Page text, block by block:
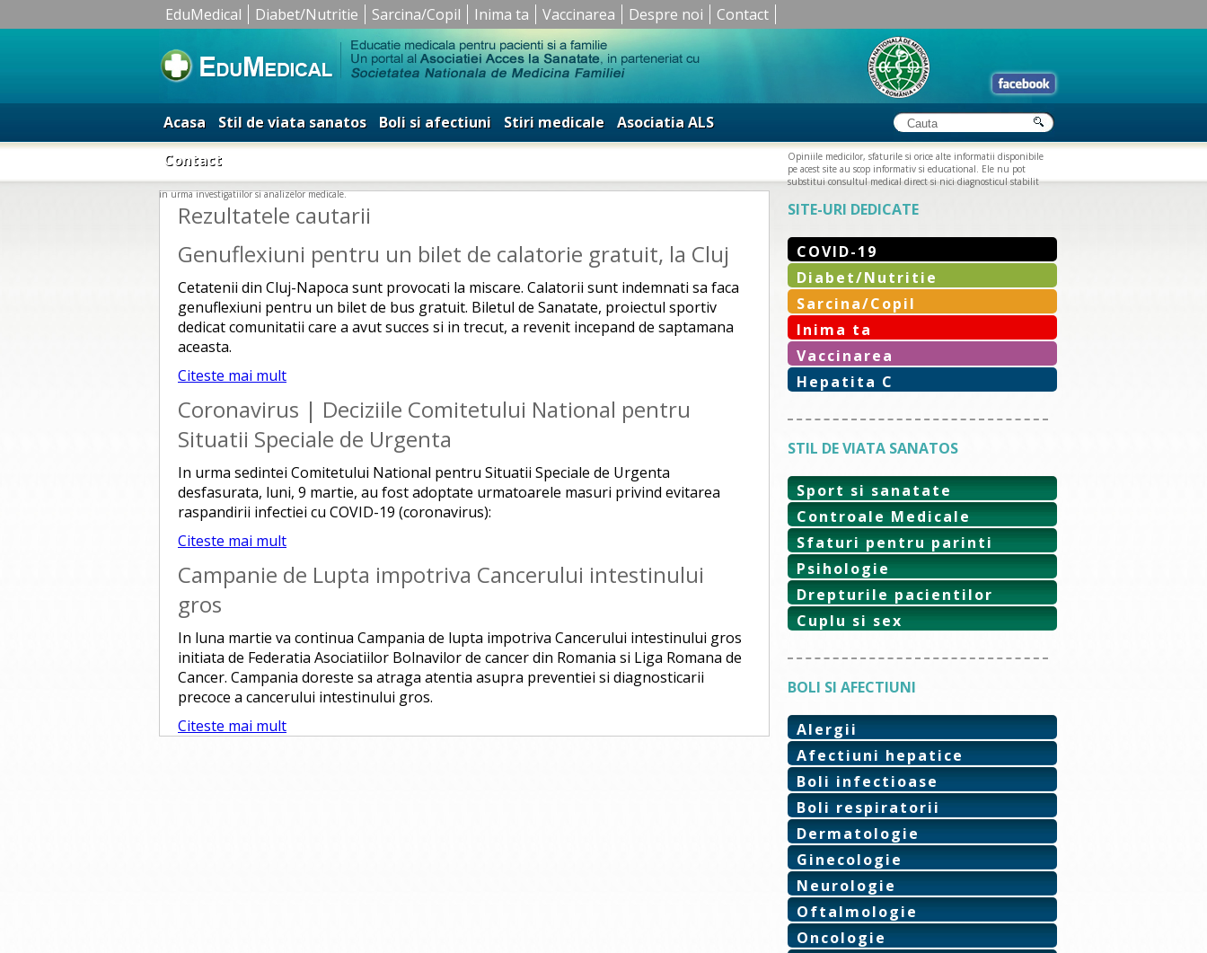
EduMedical Diabet/Nutritie Sarcina/Copil Inima ta Vaccinarea Despre noi Contact
Acasa Stil de viata sanatos Boli si afectiuni Stiri medicale
Asociatia ALS
Contact
Opiniile medicilor, sfaturile si orice alte informatii disponibile
pe acest site au scop informativ si educational. Ele nu pot
substitui consultul medical direct si nici diagnosticul stabilit
in urma investigatiilor si analizelor medicale.
Rezultatele cautarii
Genuflexiuni pentru un bilet de calatorie gratuit, la Cluj
Cetatenii din Cluj-Napoca sunt provocati la miscare. Calatorii sunt indemnati sa faca
genuflexiuni pentru un bilet de bus gratuit. Biletul de Sanatate, proiectul sportiv
dedicat comunitatii care a avut succes si in trecut, a revenit incepand de saptamana
aceasta.
Citeste mai mult
Coronavirus | Deciziile Comitetului National pentru
Situatii Speciale de Urgenta
In urma sedintei Comitetului National pentru Situatii Speciale de Urgenta
desfasurata, luni, 9 martie, au fost adoptate urmatoarele masuri privind evitarea
raspandirii infectiei cu COVID-19 (coronavirus):
Citeste mai mult
Campanie de Lupta impotriva Cancerului intestinului
gros
In luna martie va continua Campania de lupta impotriva Cancerului intestinului gros
initiata de Federatia Asociatiilor Bolnavilor de cancer din Romania si Liga Romana de
Cancer. Campania doreste sa atraga atentia asupra preventiei si diagnosticarii
precoce a cancerului intestinului gros.
Citeste mai mult
SITE-URI DEDICATE
COVID-19
Diabet/Nutritie
Sarcina/Copil
Inima ta
Vaccinarea
Hepatita C
STIL DE VIATA SANATOS
Sport si sanatate
Controale Medicale
Sfaturi pentru parinti
Psihologie
Drepturile pacientilor
Cuplu si sex
BOLI SI AFECTIUNI
Alergii
Afectiuni hepatice
Boli infectioase
Boli respiratorii
Dermatologie
Ginecologie
Neurologie
Oftalmologie
Oncologie